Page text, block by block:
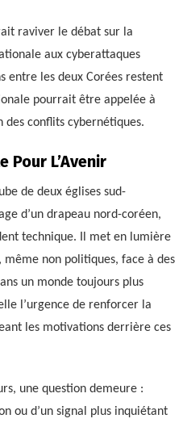
raviver le débat sur la
aux cyberattaques
entre les deux Corées restent
pourrait être appelée à
conflits cybernétiques.
Pour L’Avenir
de deux églises sud-
d’un drapeau nord-coréen,
technique. Il met en lumière
non politiques, face à des
un monde toujours plus
l’urgence de renforcer la
les motivations derrière ces
une question demeure :
ou d’un signal plus inquiétant